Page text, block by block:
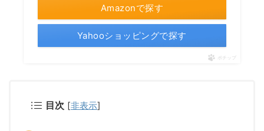
Amazonで探す
Yahooショッピングで探す
ポチップ
目次 [非表示]